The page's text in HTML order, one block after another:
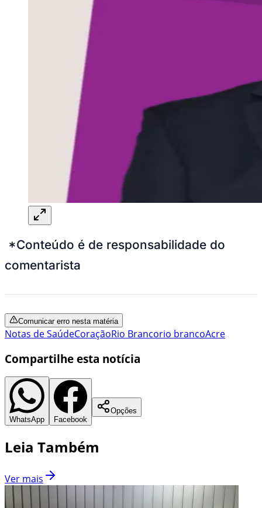
*Conteúdo é de responsabilidade do
comentarista
Comunicar erro nesta matéria
Notas de SaúdeCoraçãoRio Brancorio brancoAcre
Compartilhe esta notícia
WhatsApp Facebook
Opções
Leia Também
Ver mais